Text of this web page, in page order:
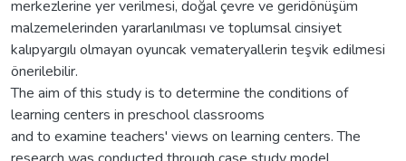
merkezlerine yer verilmesi, doğal çevre ve geridönüşüm
malzemelerinden yararlanılması ve toplumsal cinsiyet
kalıpyargılı olmayan oyuncak vemateryallerin teşvik edilmesi
önerilebilir.
The aim of this study is to determine the conditions of
learning centers in preschool classrooms
and to examine teachers' views on learning centers. The